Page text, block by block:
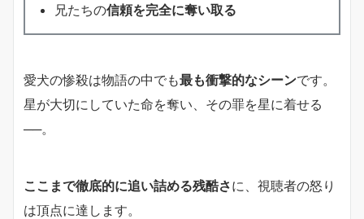
兄たちの信頼を完全に奪い取る
愛犬の惨殺は物語の中でも最も衝撃的なシーンです。
星が大切にしていた命を奪い、その罪を星に着せる
──。
ここまで徹底的に追い詰める残酷さに、視聴者の怒り
は頂点に達します。